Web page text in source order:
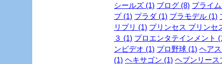
シールズ (1) ブログ (8) プライ
プ (1) プラダ (1) プラモデル (1)
リプリ (1) プリンセス プリンセ
３ (1) プロエンタテインメント
ンビデオ (1) プロ野球 (1) ヘア
(1) ヘキサゴン (1) ヘブンリース